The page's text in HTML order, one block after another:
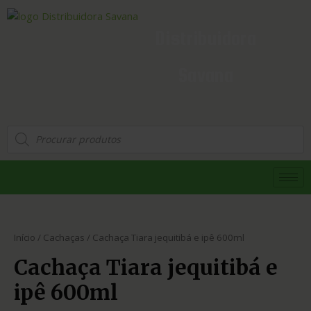
Início / Cachaças / Cachaça Tiara jequitibá e ipê 600ml
Cachaça Tiara jequitibá e
ipê 600ml